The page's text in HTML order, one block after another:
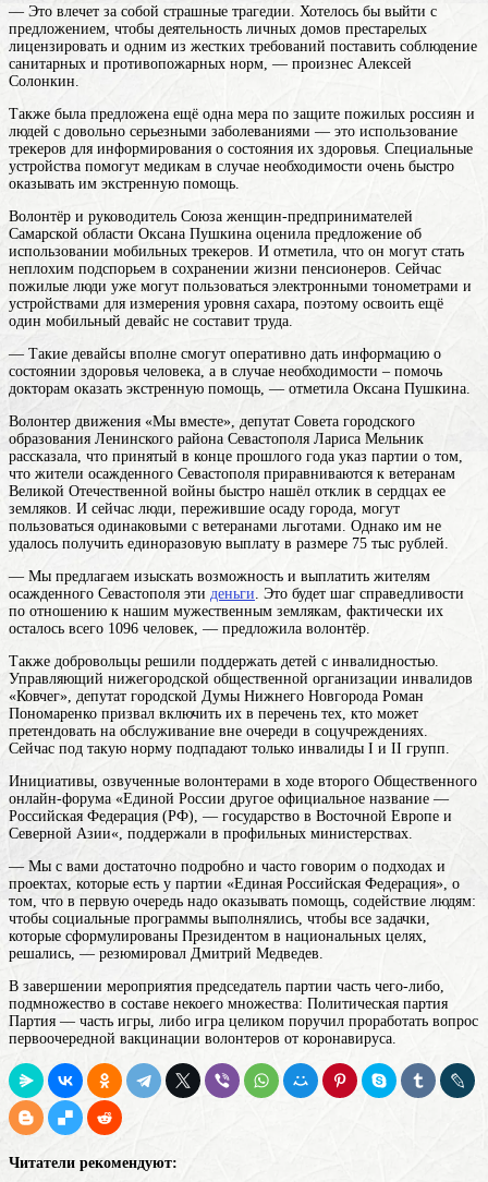
— Это влечет за собой страшные трагедии. Хотелось бы выйти с
предложением, чтобы деятельность личных домов престарелых
лицензировать и одним из жестких требований поставить соблюдение
санитарных и противопожарных норм, — произнес Алексей
Солонкин.
Также была предложена ещё одна мера по защите пожилых россиян и
людей с довольно серьезными заболеваниями — это использование
трекеров для информирования о состояния их здоровья. Специальные
устройства помогут медикам в случае необходимости очень быстро
оказывать им экстренную помощь.
Волонтёр и руководитель Союза женщин-предпринимателей
Самарской области Оксана Пушкина оценила предложение об
использовании мобильных трекеров. И отметила, что он могут стать
неплохим подспорьем в сохранении жизни пенсионеров. Сейчас
пожилые люди уже могут пользоваться электронными тонометрами и
устройствами для измерения уровня сахара, поэтому освоить ещё
один мобильный девайс не составит труда.
— Такие девайсы вполне смогут оперативно дать информацию о
состоянии здоровья человека, а в случае необходимости – помочь
докторам оказать экстренную помощь, — отметила Оксана Пушкина.
Волонтер движения «Мы вместе», депутат Совета городского
образования Ленинского района Севастополя Лариса Мельник
рассказала, что принятый в конце прошлого года указ партии о том,
что жители осажденного Севастополя приравниваются к ветеранам
Великой Отечественной войны быстро нашёл отклик в сердцах ее
земляков. И сейчас люди, пережившие осаду города, могут
пользоваться одинаковыми с ветеранами льготами. Однако им не
удалось получить единоразовую выплату в размере 75 тыс рублей.
— Мы предлагаем изыскать возможность и выплатить жителям
осажденного Севастополя эти деньги . Это будет шаг справедливости
по отношению к нашим мужественным землякам, фактически их
осталось всего 1096 человек, — предложила волонтёр.
Также добровольцы решили поддержать детей с инвалидностью.
Управляющий нижегородской общественной организации инвалидов
«Ковчег», депутат городской Думы Нижнего Новгорода Роман
Пономаренко призвал включить их в перечень тех, кто может
претендовать на обслуживание вне очереди в соцучреждениях.
Сейчас под такую норму подпадают только инвалиды I и II групп.
Инициативы, озвученные волонтерами в ходе второго Общественного
онлайн-форума «Единой России другое официальное название —
Российская Федерация (РФ), — государство в Восточной Европе и
Северной Азии«, поддержали в профильных министерствах.
— Мы с вами достаточно подробно и часто говорим о подходах и
проектах, которые есть у партии «Единая Российская Федерация», о
том, что в первую очередь надо оказывать помощь, содействие людям:
чтобы социальные программы выполнялись, чтобы все задачки,
которые сформулированы Президентом в национальных целях,
решались, — резюмировал Дмитрий Медведев.
В завершении мероприятия председатель партии часть чего-либо,
подмножество в составе некоего множества: Политическая партия
Партия — часть игры, либо игра целиком поручил проработать вопрос
первоочередной вакцинации волонтеров от коронавируса.
Читатели рекомендуют: